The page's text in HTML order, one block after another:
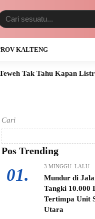
KALTENG
Listrik Normal
Cari
Pos Trending
01. 3 MINGGU LALU
Mundur di
Tangki 10.000
Tertimpa Unit
Utara